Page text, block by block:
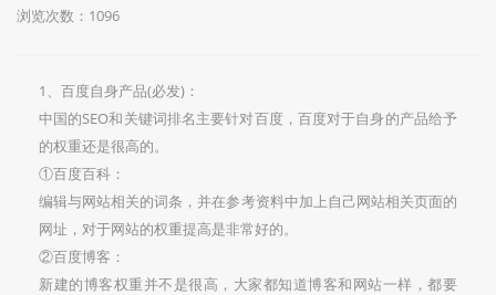
浏览次数：1096
1、百度自身产品(必发)：
中国的SEO和关键词排名主要针对百度，百度对于自身的产品给予
的权重还是很高的。
①百度百科：
编辑与网站相关的词条，并在参考资料中加上自己网站相关页面的
网址，对于网站的权重提高是非常好的。
②百度博客：
新建的博客权重并不是很高，大家都知道博客和网站一样，都要